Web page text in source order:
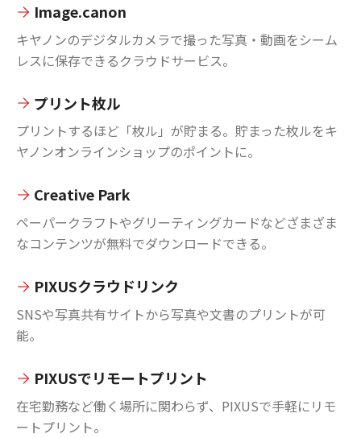
Image.canon
キヤノンのデジタルカメラで撮った写真・動画をシーム
レスに保存できるクラウドサービス。
プリント枚ル
プリントするほど「枚ル」が貯まる。貯まった枚ルをキ
ヤノンオンラインショップのポイントに。
Creative Park
ペーパークラフトやグリーティングカードなどざまざま
なコンテンツが無料でダウンロードできる。
PIXUSクラウドリンク
SNSや写真共有サイトから写真や文書のプリントが可
能。
PIXUSでリモートプリント
在宅勤務など働く場所に関わらず、PIXUSで手軽にリモ
ートプリント。